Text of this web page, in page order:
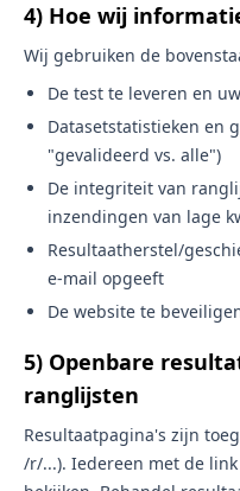
4) Hoe wij
Wij gebruiken de
De test te leveren en
Datasetstatistieken en
"gevalideerd vs. alle")
De integriteit van
inzendingen van lage
Resultaatherstel/
e-mail opgeeft
De website te
5) Openbare
ranglijsten
Resultaatpagina's zijn
/r/...). Iedereen met de